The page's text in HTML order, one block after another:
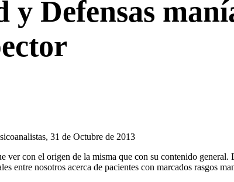
y Defensas
31 de Octubre de 2013
ver con el origen de la misma que con su contenido
entre nosotros acerca de pacientes con marcados rasgos